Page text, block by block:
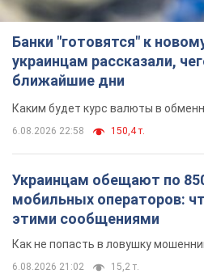
Банки "готовятся" к
украинцам рассказали,
ближайшие дни
Каким будет курс валюты в
6.08.2026 22:58 150,4 т.
Украинцам обещают по
мобильных операторов:
этими сообщениями
Как не попасть в ловушку
6.08.2026 21:02 15,2 т.